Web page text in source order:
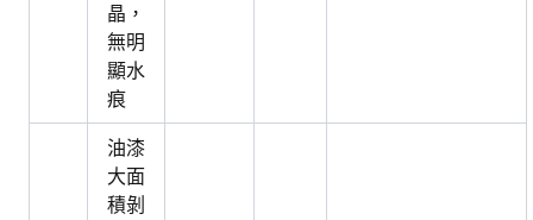
晶，
無明
顯水
痕
油漆
大面
積剝